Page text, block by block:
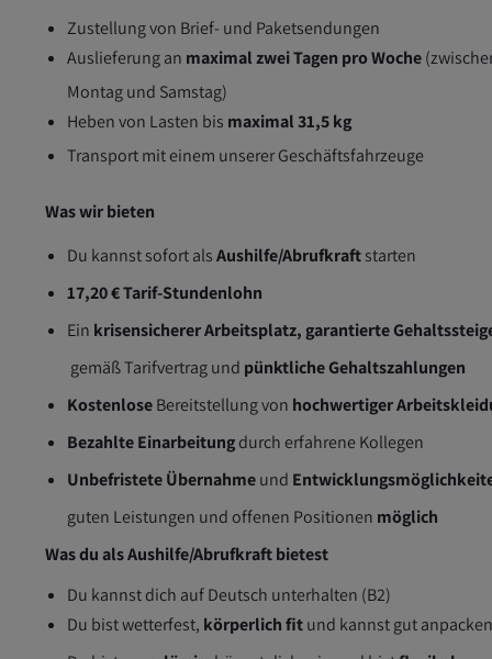
Zustellung von Brief- und Paketsendungen
Auslieferung an maximal zwei Tagen pro Woche
Montag und Samstag)
Heben von Lasten bis maximal 31,5 kg
Transport mit einem unserer Geschäftsfahrzeuge
Was wir bieten
Du kannst sofort alsAushilfe/Abrufkraftstarten
17,20 € Tarif-Stundenlohn
Ein krisensicherer Arbeitsplatz, garantierte
gemäß Tarifvertrag und pünktliche Gehaltszahlungen
KostenloseBereitstellung von hochwertiger
Bezahlte Einarbeitungdurch erfahrene Kollegen
Unbefristete Übernahmeund
guten Leistungen und offenen Positionen möglich
Was du als Aushilfe/Abrufkraft bietest
Du kannst dich auf Deutsch unterhalten (B2)
Du bist wetterfest, körperlich fitund kannst gut